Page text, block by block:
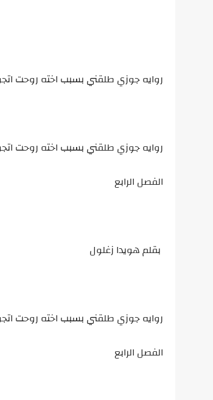
روايه جوزي طلقني بسبب اخته روحت
روايه جوزي طلقني بسبب اخته روحت
الفصل الرابع
بقلم هويدا زغلول
روايه جوزي طلقني بسبب اخته روحت
الفصل الرابع